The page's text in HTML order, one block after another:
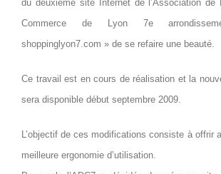
du deuxième site Internet de l’Association de
Commerce de Lyon 7e
shoppinglyon7.com » de se refaire une beauté.
Ce travail est en cours de réalisation et la
sera disponible début septembre 2009.
L’objectif de ces modifications consiste à offrir
meilleure ergonomie d’utilisation.